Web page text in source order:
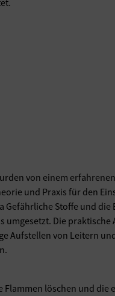
von einem
und Praxis für den
Stoffe und
Die
Aufstellen von Leitern
löschen und die